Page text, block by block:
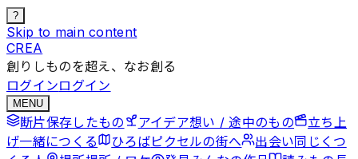
?
Skip to main content
CREA
創りしものを超え、なお創る
ログインログイン
MENU
断片保存したもの アイデア想い / 途中のもの
立ち上
げ一緒につくる ひろばピクセルの街へ 出会い同じくつ